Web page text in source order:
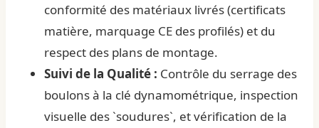
conformité des matériaux livrés (certificats
matière, marquage CE des profilés) et du
respect des plans de montage.
Suivi de la Qualité : Contrôle du serrage des
boulons à la clé dynamométrique, inspection
visuelle des `soudures`, et vérification de la